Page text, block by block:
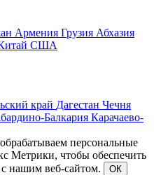
Армения Грузия Абхазия
США
край Дагестан Чечня
Балкария Карачаево-
персональные
Метрики, чтобы обеспечить
нашим веб-сайтом.
ОК